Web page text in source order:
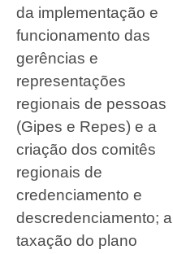
da implementação e
funcionamento das
gerências e
representações
regionais de pessoas
(Gipes e Repes) e a
criação dos comitês
regionais de
credenciamento e
descredenciamento; a
taxação do plano